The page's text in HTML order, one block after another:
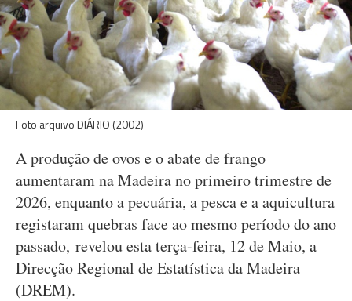
Foto arquivo DIÁRIO (2002)
A produção de ovos e o abate de frango
aumentaram na Madeira no primeiro trimestre de
2026, enquanto a pecuária, a pesca e a aquicultura
registaram quebras face ao mesmo período do ano
passado, revelou esta terça-feira, 12 de Maio, a
Direcção Regional de Estatística da Madeira
(DREM).